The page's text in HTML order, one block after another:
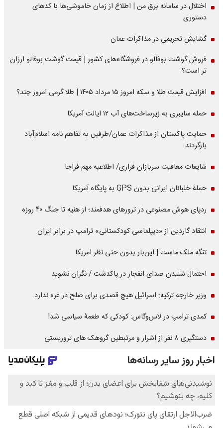
اختلال در سامانه برق من | اطلاع از زمان خاموشی‌ها با کدهای
دستوری
گشایش تحریمی در مذاکرات عمان
فروش گوشت بوفالو در فروشگاه‌های کشور | قیمت گوشت بوفالو ارزان
تر است؟
افزایش قیمت طلا و سکه امروز ۱۵ مرداد ۱۴۰۵ | طلا گرمی امروز چند؟
حمله سایبری به زیرساخت‌های آب ۱۲ ایالت آمریکا
حمایت پاکستان از مذاکرات عمان/طرفین به تفاهم نامه اسلام‌آباد
بازگردند
شایعات معافیت سربازان فراری/ اطلاعیه مهم فراجا
حملۀ خلبانان ایرانی بدون GPS به پایگاه آمریکا
ردپای هوش مصنوعی در ترورهای هدفمند؛ از هنیه تا جنگ ۴۰ روزه
انتقاد گاردین از «دیپلماسی کودکستانی» ترامپ در برابر ایران
تنگه ملک ماست | این‌بار بدون حتی نظر امریکا
احتمال شنیدن صدای انفجار در پاکدشت / نگران نشوید
وزیر خارجه ترکیه: اسرائیل هیچ قصدی برای صلح در غزه ندارد
کمدی ترامپ در لاس‌وگاس: کودکی که طعمۀ سیاسی شد!
دستگیری ۸ نفر از اشرار و مرتبطین گروهک های تروریستی